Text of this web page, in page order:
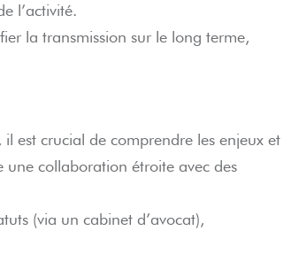
l’activité.
la transmission sur le long terme,
est crucial de comprendre les enjeux et
une collaboration étroite avec des
(via un cabinet d’avocat),